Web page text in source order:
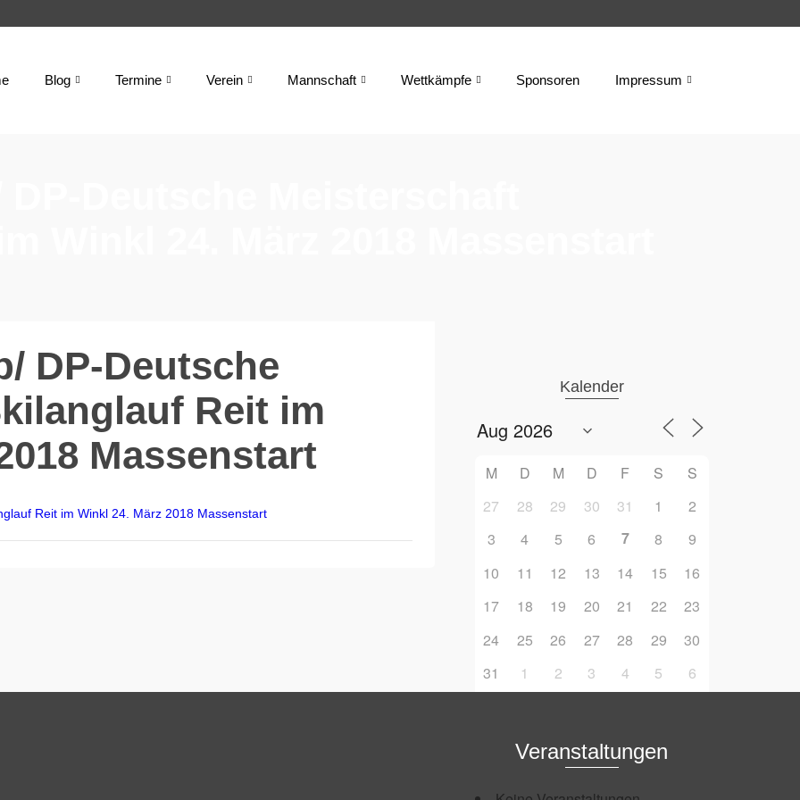
Blog Termine Verein Mannschaft Wettkämpfe Sponsoren Impressum
DP-Deutsche
Reit im
Massenstart
Reit im Winkl 24. März 2018 Massenstart
Kalender
M D M D F S
S
27
28 29 30 31 1
2
3
4 5 6 7 8
9
10
11 12 13 14 15
16
17
18 19 20 21 22
23
24
25 26 27 28 29
30
31
1 2 3 4 5 6
Veranstaltungen